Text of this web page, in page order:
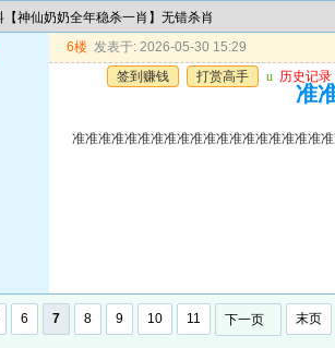
神仙奶奶全年稳杀一肖】无错杀肖
6楼 发表于: 2026-05-30 15:29
签到赚钱
打赏高手 u 历史记录
准
准准准准准准准准准准准准准准准准准准准
6 7 8 9 10 11 下一页 末页